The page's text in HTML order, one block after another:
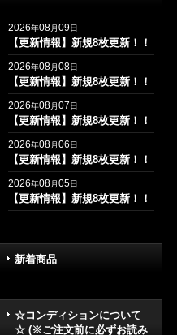
2026年08月09日
【更新情報】新規8枚更新！！
2026年08月08日
【更新情報】新規8枚更新！！
2026年08月07日
【更新情報】新規8枚更新！！
2026年08月06日
【更新情報】新規8枚更新！！
2026年08月05日
【更新情報】新規8枚更新！！
新着商品
☆コンディションについて
☆ (※ご注文前に必ずお読み